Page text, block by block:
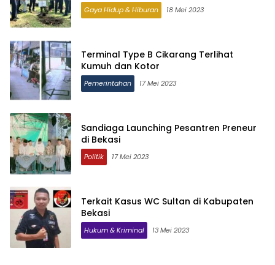
Gaya Hidup & Hiburan 18 Mei 2023
Terminal Type B Cikarang Terlihat
Kumuh dan Kotor
Pemerintahan 17 Mei 2023
Sandiaga Launching Pesantren Preneur
di Bekasi
Politik 17 Mei 2023
Terkait Kasus WC Sultan di Kabupaten
Bekasi
Hukum & Kriminal 13 Mei 2023